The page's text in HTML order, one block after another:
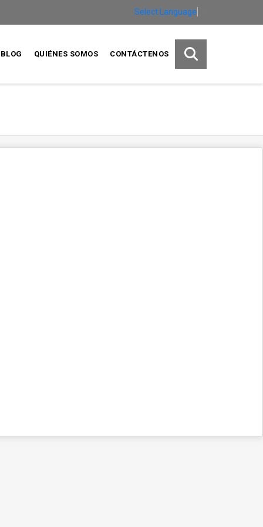
Select Language
BLOG QUIÉNES SOMOS CONTÁCTENOS